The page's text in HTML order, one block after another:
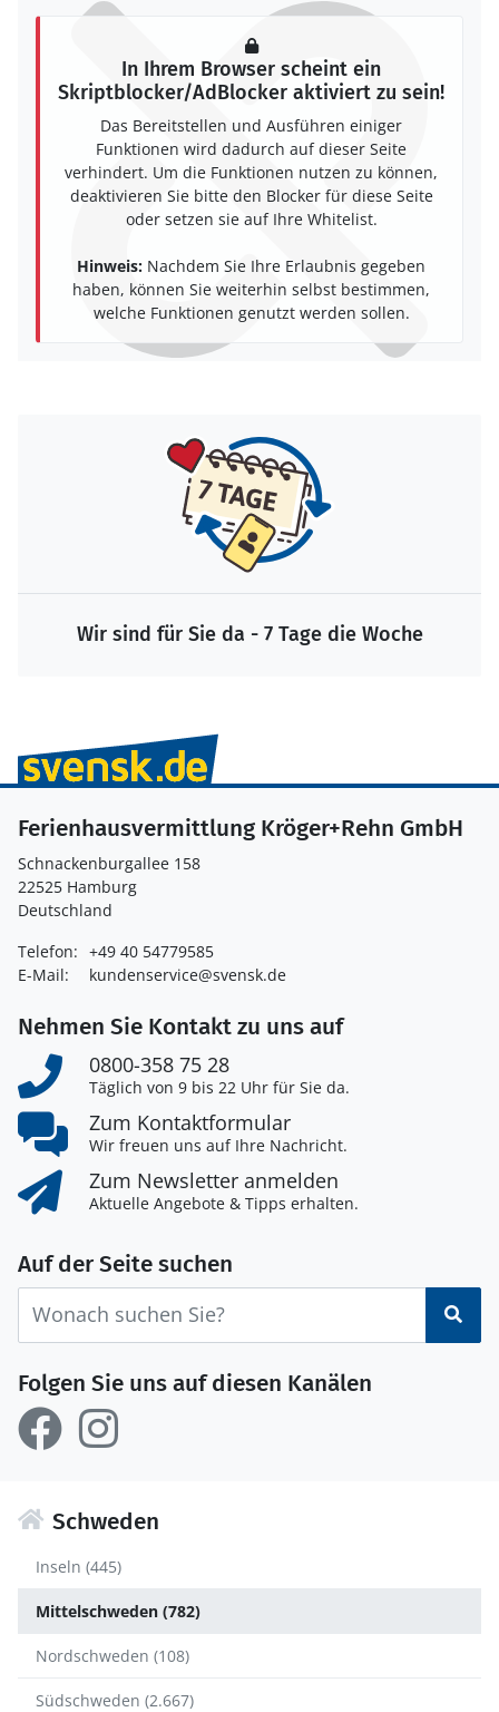
In Ihrem Browser scheint ein
Skriptblocker/AdBlocker aktiviert zu sein!
Das Bereitstellen und Ausführen einiger
Funktionen wird dadurch auf dieser Seite
verhindert. Um die Funktionen nutzen zu können,
deaktivieren Sie bitte den Blocker für diese Seite
oder setzen sie auf Ihre Whitelist.
Hinweis: Nachdem Sie Ihre Erlaubnis gegeben
haben, können Sie weiterhin selbst bestimmen,
welche Funktionen genutzt werden sollen.
Wir sind für Sie da - 7 Tage die Woche
Ferienhausvermittlung Kröger+Rehn GmbH
Schnackenburgallee 158
22525 Hamburg
Deutschland
Telefon: +49 40 54779585
E-Mail:
kundenservice@svensk.de
Nehmen Sie Kontakt zu uns auf
0800-358 75 28
Täglich von 9 bis 22 Uhr für Sie da.
Zum Kontaktformular
Wir freuen uns auf Ihre Nachricht.
Zum Newsletter anmelden
Aktuelle Angebote & Tipps erhalten.
Auf der Seite suchen
Folgen Sie uns auf diesen Kanälen
Schweden
Inseln (445)
Mittelschweden (782)
Nordschweden (108)
Südschweden (2.667)